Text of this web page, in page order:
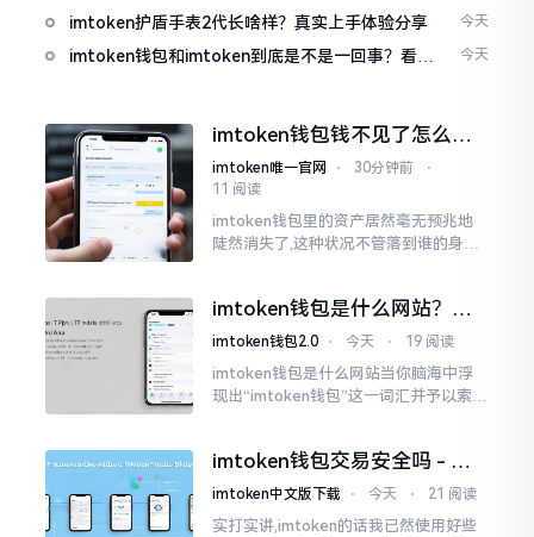
imtoken护盾手表2代长啥样？真实上手体验分享 今天
imtoken钱包和imtoken到底是不是一回事？看完
今天
imtoken钱包钱不见了怎么
办？老用户手把手教你找回
imtoken唯一官网 ⋅ 30分钟前
⋅
11 阅读
imtoken钱包里的资产居然毫无预兆地
陡然消失了,这种状况不管落到谁的身上,
打开钱包查看时
imtoken钱包是什么网站？一
文说清楚这玩意
imtoken钱包2.0 ⋅ 今天 ⋅ 19 阅读
imtoken钱包是什么网站当你脑海中浮
现出“imtoken钱包”这一词汇并予以索求
我也曾短暂错愕
imtoken钱包交易安全吗 - 老
用户的一些心里话
imtoken中文版下载 ⋅ 今天 ⋅ 21 阅读
实打实讲,imtoken的话我已然使用好些